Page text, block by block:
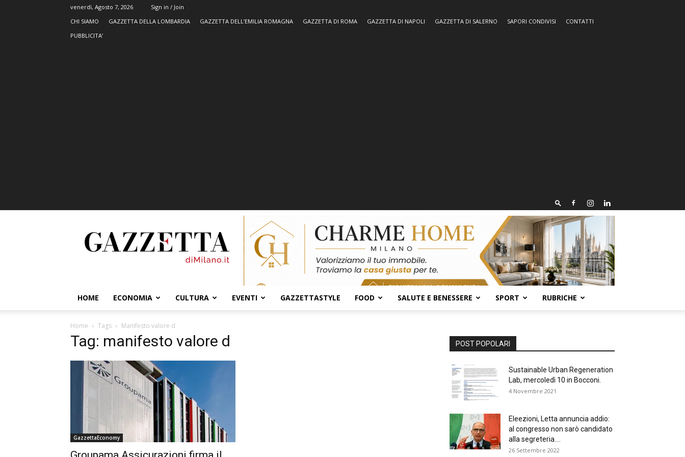
venerdì, Agosto 7, 2026
Sign in / Join
CHI SIAMO
GAZZETTA DELLA LOMBARDIA GAZZETTA DELL’EMILIA ROMAGNA GAZZETTA DI ROMA GAZZETTA DI NAPOLI GAZZETTA DI SALERNO SAPORI CONDIVISI
CONTATTI
PUBBLICITA’
HOME ECONOMIA CULTURA EVENTI GAZZETTASTYLE FOOD SALUTE E BENESSERE SPORT RUBRICHE
Home Tags Manifesto valore d
Tag: manifesto valore d
GazzettaEconomy
POST POPOLARI
Sustainable Urban Regeneration
Lab, mercoledì 10 in Bocconi.
4 Novembre 2021
Eleezioni, Letta annuncia addio:
al congresso non sarò candidato
alla segreteria....
26 Settembre 2022